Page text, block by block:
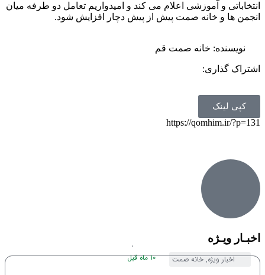
انتخاباتی و آموزشی اعلام می کند و امیدواریم تعامل دو طرفه میان
انجمن ها و خانه صمت پیش از پیش دچار افزایش شود.
نویسنده: خانه صمت قم
اشتراک گذاری:
کپی لینک
https://qomhim.ir/?p=131
اخبـار ویـژه
اخبار ویژه,خانه صمت 10 ماه قبل